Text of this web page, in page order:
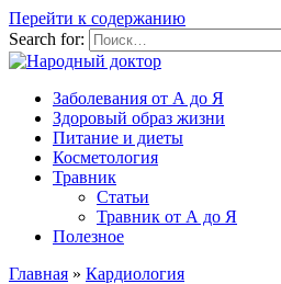
Перейти к содержанию
Search for:
Заболевания от А до Я
Здоровый образ жизни
Питание и диеты
Косметология
Травник
Статьи
Травник от А до Я
Полезное
Главная » Кардиология